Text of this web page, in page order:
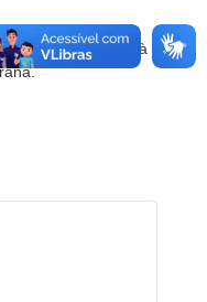
de Estímulo à